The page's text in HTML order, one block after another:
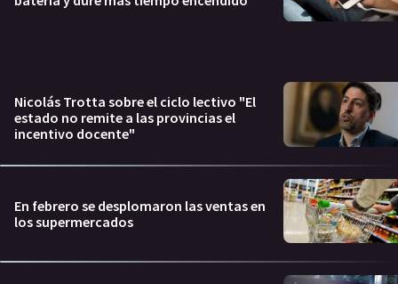
Nicolás Trotta sobre el ciclo lectivo "El
estado no remite a las provincias el
incentivo docente"
En febrero se desplomaron las ventas en
los supermercados